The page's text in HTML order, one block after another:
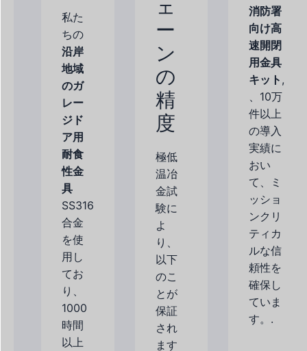
私た
ちの
沿岸
地域
のガ
レー
ジド
ア用
耐食
性金
具
SS316
合金
を使
用し
てお
り、
1000
時間
以上
ェ
ー
ン
の
精
度
極低
温冶
金試
験に
よ
り、
以下
のこ
とが
保証
され
ます
消防署
向け高
速開閉
用金具
キット ,
、10万
件以上
の導入
実績に
おい
て、ミ
ッショ
ンクリ
ティカ
ルな信
頼性を
確保し
ていま
す。.